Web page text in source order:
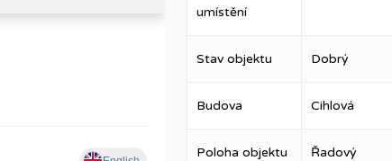
umístění
Stav objektu Dobrý
Budova Cihlová
Poloha objektu Řadový